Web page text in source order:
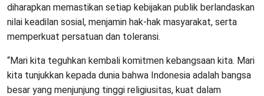
diharapkan memastikan setiap kebijakan publik berlandaskan
nilai keadilan sosial, menjamin hak-hak masyarakat, serta
memperkuat persatuan dan toleransi.
“Mari kita teguhkan kembali komitmen kebangsaan kita. Mari
kita tunjukkan kepada dunia bahwa Indonesia adalah bangsa
besar yang menjunjung tinggi religiusitas, kuat dalam